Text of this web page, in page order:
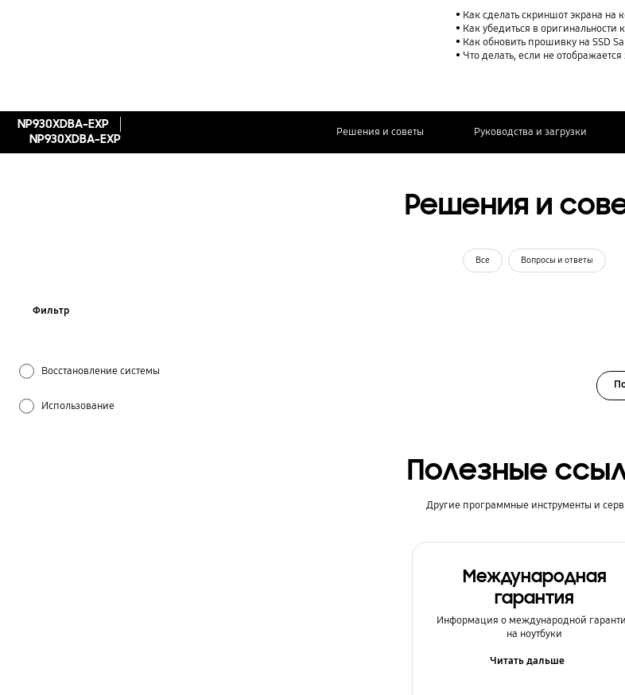
Как сделать скриншот экрана на
Как убедиться в оригинальности
Как обновить прошивку на SSD
Что делать, если не
NP930XDBA-EXP
NP930XDBA-EXP
Решения и советы Руководства и загрузки
Решения и
Все Вопросы и ответы
Фильтр
Восстановление системы
Использование
Полезные
Другие программные инструменты и
Международная
гарантия
Информация о международной
на ноутбуки
Читать дальше